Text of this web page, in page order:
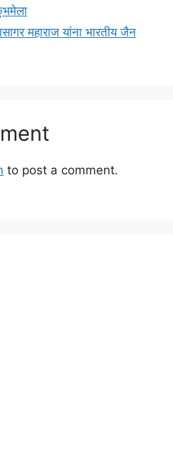
महाराज यांना भारतीय जैन
to post a comment.